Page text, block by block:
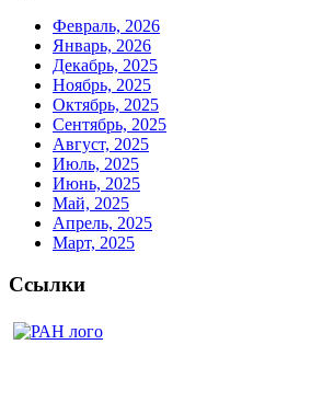
Февраль, 2026
Январь, 2026
Декабрь, 2025
Ноябрь, 2025
Октябрь, 2025
Сентябрь, 2025
Август, 2025
Июль, 2025
Июнь, 2025
Май, 2025
Апрель, 2025
Март, 2025
Ссылки